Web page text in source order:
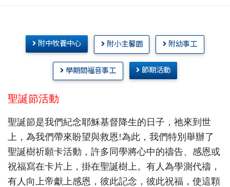
附中牧養中心 附小主馨園 附幼事工
學期間福音事工 節期活動
聖誕節活動
聖誕節是我們紀念耶穌基督降生的日子，祂來到世
上，為我們帶來盼望與救恩!為此，我們特別舉辦了
聖誕樹祈願卡活動，許多同學將心中的禱告、感恩或
祝福寫在卡片上，掛在聖誕樹上。有人為學測代禱，
有人向上帝獻上感恩，彼此記念，彼此祝福，使這顆